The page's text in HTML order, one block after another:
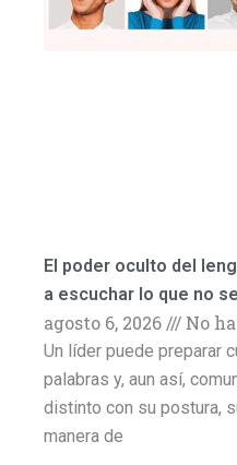
El poder oculto del
a escuchar lo que no
agosto 6, 2026 No
Un líder puede preparar
palabras y, aun así,
distinto con su postura,
manera de